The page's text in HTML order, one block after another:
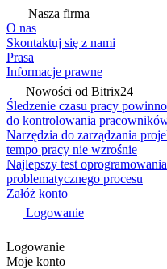
Nasza firma
O nas
Skontaktuj się z nami
Prasa
Informacje prawne
Nowości od Bitrix24
Śledzenie czasu pracy
do kontrolowania
Narzędzia do zarządzania
tempo pracy nie wzrośnie
Najlepszy test
problematycznego procesu
Załóż konto
Logowanie
Logowanie
Moje konto